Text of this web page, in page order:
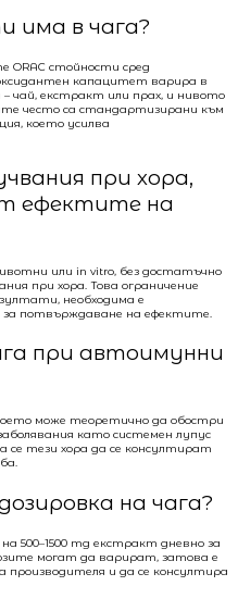
има в чага?
ORAC стойности сред
капацитет варира в
чай, екстракт или прах, и нивото
често са стандартизирани към
което усилва
при хора,
ефектите на
или in vitro, без достатъчно
при хора. Това ограничение
необходима е
потвърждаване на ефектите.
при автоимунни
може теоретично да обостри
като системен лупус
тези хора да се консултират
на чага?
500–1500 mg екстракт дневно за
могат да варират, затова е
и да се консултира